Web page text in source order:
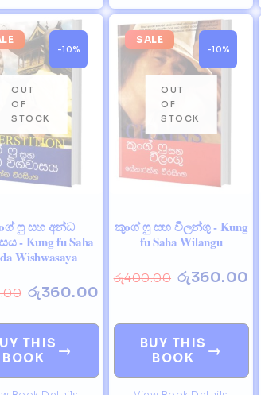
-10%
ෆු සහ අන්ධ
- Kung fu Saha
Wishwasaya
රු360.00
THIS
BOOK
→
SALE
-10%
කුoග් ෆු සහ විලන්ගු - Kung
fu Saha Wilangu
රු400.00 රු360.00
BUY THIS
BOOK
→